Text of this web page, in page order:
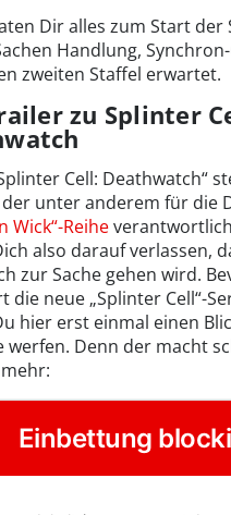
Dir alles zum Start der
Handlung,
zweiten Staffel erwartet.
zu Splinter
Cell: Deathwatch“
der unter anderem für die
Wick“-Reihe
also darauf verlassen,
zur Sache gehen wird.
die neue „Splinter Cell“-
hier erst einmal einen
werfen. Denn der macht